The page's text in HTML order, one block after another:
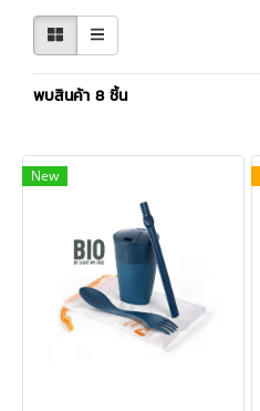
พบสินค้า 8 ชิ้น
New